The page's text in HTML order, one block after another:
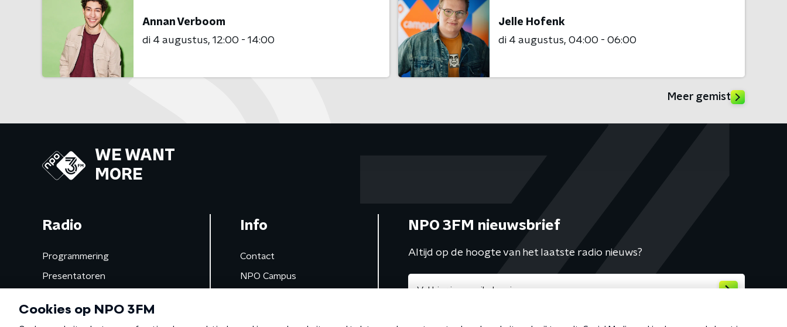
Annan Verboom
di 4 augustus 12:00 - 14:00
Jelle Hofenk
di 4 augustus 04:00 - 06:00
Meer gemist
WE WANT
MORE
Radio
Programmering
Presentatoren
Gemist
Info
Contact
NPO Campus
NPO 3FM nieuwsbrief
Altijd op de hoogte van het laatste radio nieuws?